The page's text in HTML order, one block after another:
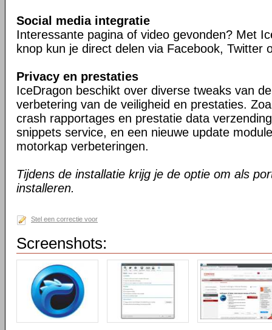
Social media integratie
Interessante pagina of video gevonden? Met
knop kun je direct delen via Facebook, Twitter
Privacy en prestaties
IceDragon beschikt over diverse tweaks van
verbetering van de veiligheid en prestaties.
crash rapportages en prestatie data
snippets service, en een nieuwe update
motorkap verbeteringen.
Tijdens de installatie krijg je de optie om als
installeren.
Stel een correctie voor
Screenshots: